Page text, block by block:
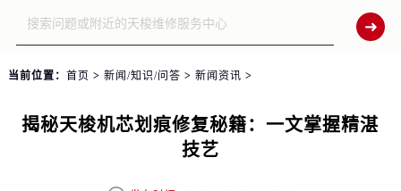
北京市朝阳区建国门外大街甲6号华熙国际中心D座11层1102室售后服务中心（需提前预约）
北京市东城区东长安街1号王府井东方广场W3座6层602室售后服务中心（需提前预约）
当前位置： 首页 > 新闻/知识/问答 > 新闻资讯 >
揭秘天梭机芯划痕修复秘籍：一文掌握精湛
技艺